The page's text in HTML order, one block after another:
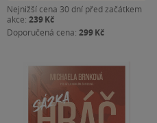
Nejnižší cena 30 dní před začátkem
akce: 239 Kč
Doporučená cena: 299 Kč